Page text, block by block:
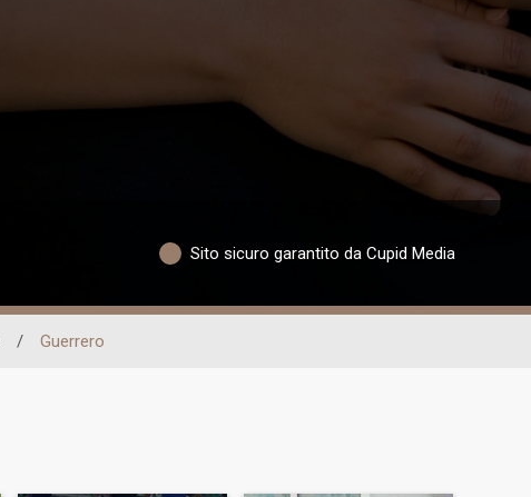
Sito sicuro garantito da Cupid Media
/ Guerrero